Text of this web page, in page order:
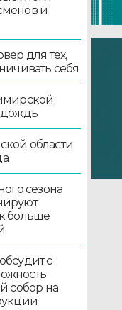
и
для тех,
себя
дождь
области
сезона
больше
с
собор на